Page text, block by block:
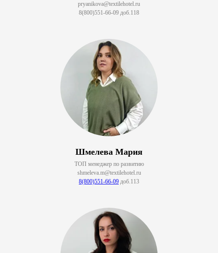
pryanikova@textilehotel.ru
8(800)551-66-09 доб.118
Шмелева Мария
ТОП менеджер по развитию
shmeleva.m@textilehotel.ru
8(800)551-66-09 доб.113